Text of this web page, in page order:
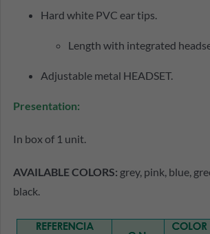
Hard white PVC ear tips.
Length with integrated
Adjustable metal HEADSET.
Presentation:
In box of 1 unit.
AVAILABLE COLORS: grey, pink, blue,
black.